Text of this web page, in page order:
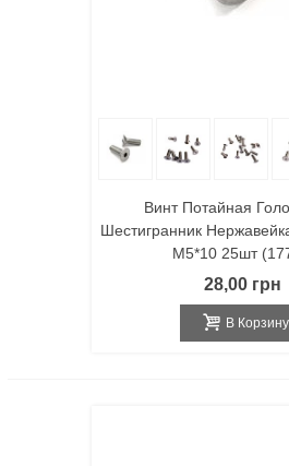
Винт Потайная
Шестигранник
M5*10 25шт
28,00 грн
В Корзину